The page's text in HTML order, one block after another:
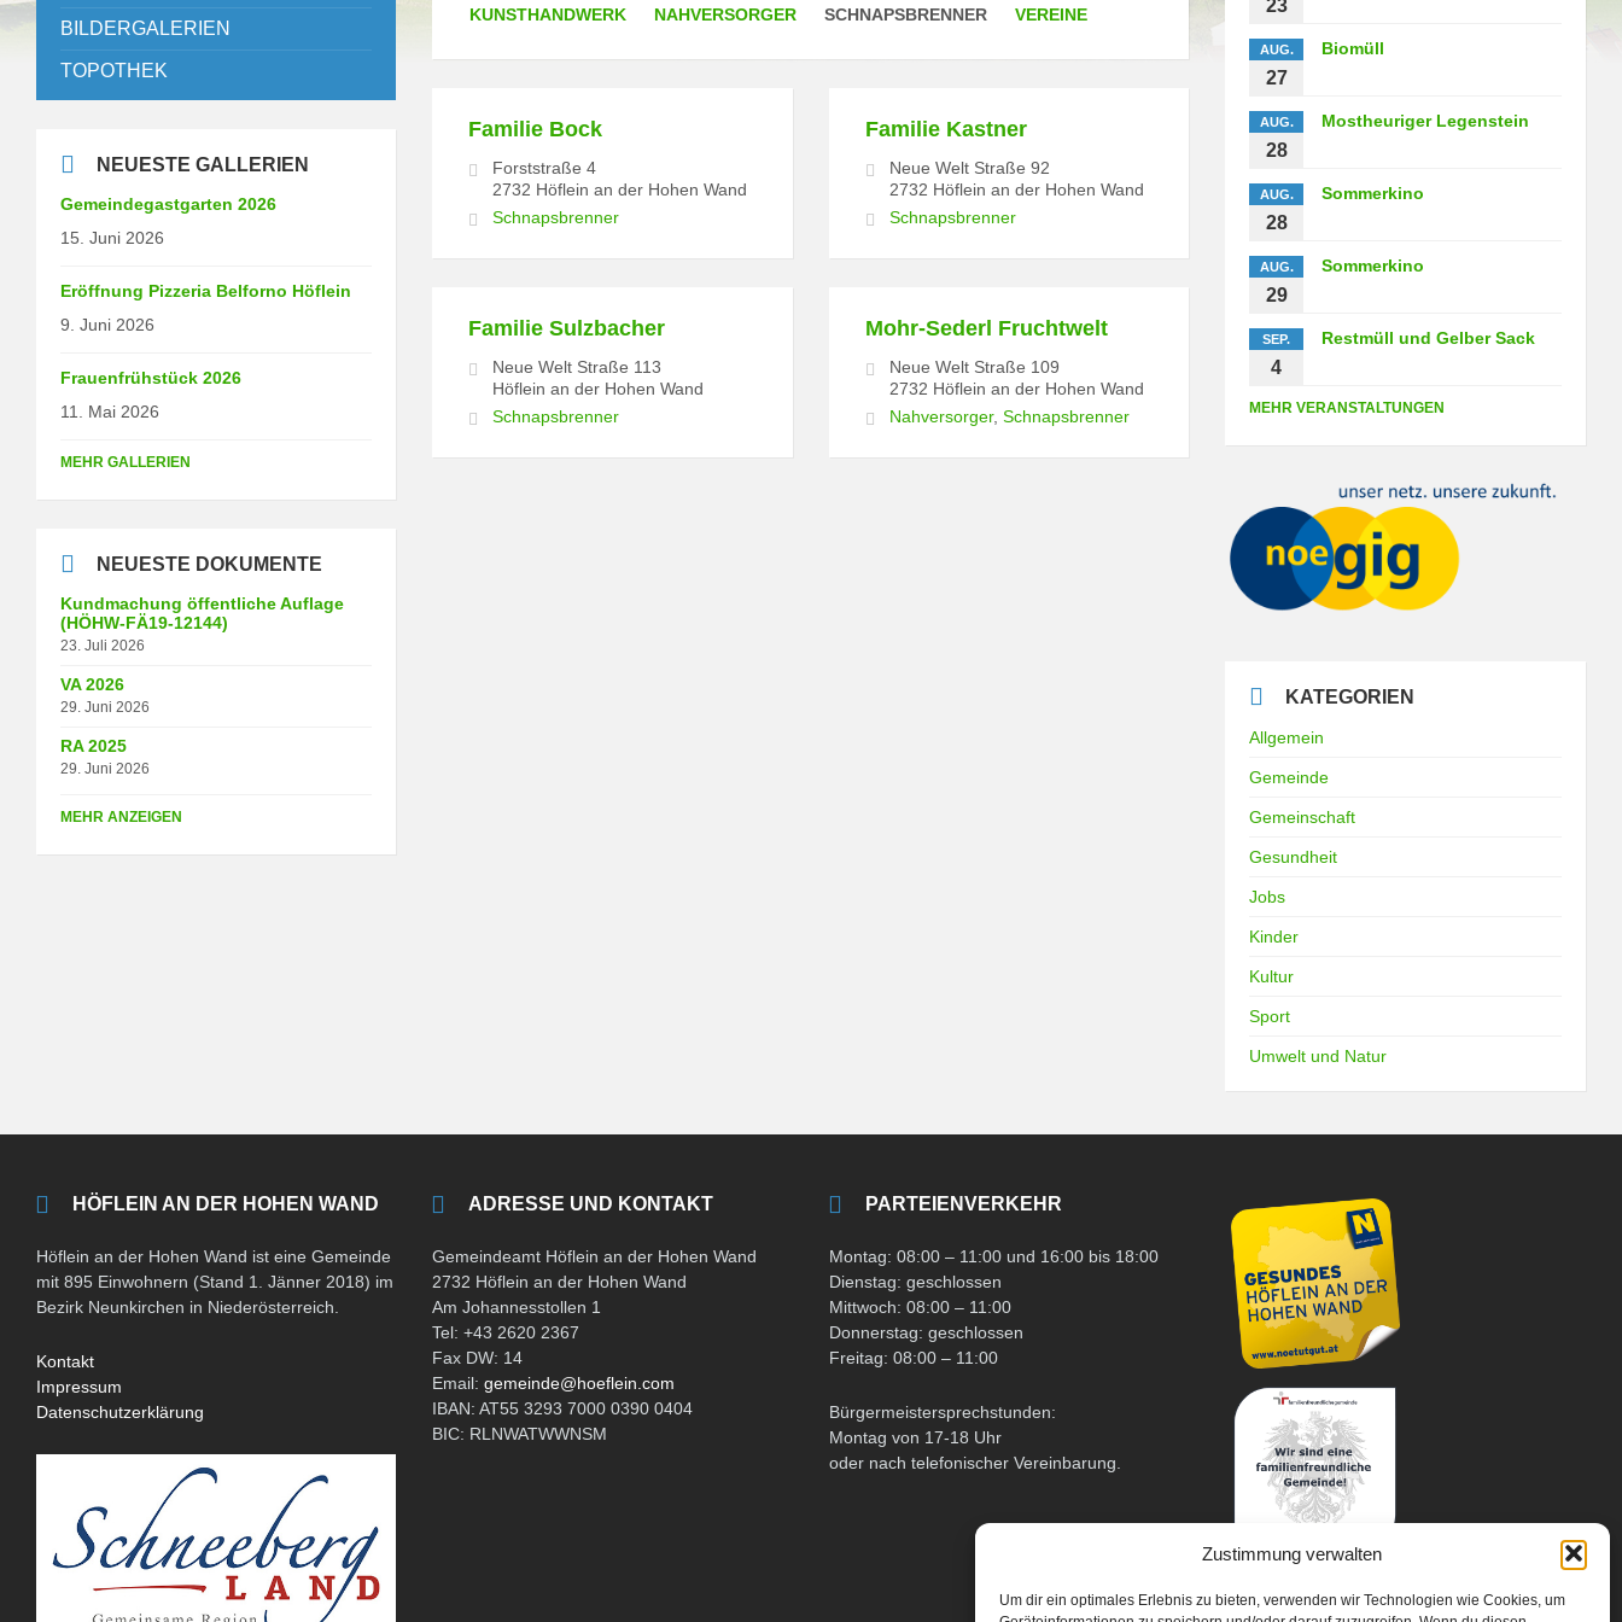
Zustimmung verwalten
Um dir ein optimales Erlebnis zu bieten, verwenden wir Technologien wie Cookies, um
KUNSTHANDWERK NAHVERSORGER SCHNAPSBRENNER VEREINE
Familie Bock
Forststraße 4
2732 Höflein an der Hohen Wand
Schnapsbrenner
Familie Kastner
Neue Welt Straße 92
2732 Höflein an der Hohen Wand
Schnapsbrenner
Familie Sulzbacher
Neue Welt Straße 113
Höflein an der Hohen Wand
Schnapsbrenner
Mohr-Sederl Fruchtwelt
Neue Welt Straße 109
2732 Höflein an der Hohen Wand
Nahversorger, Schnapsbrenner
BILDERGALERIEN
TOPOTHEK
NEUESTE GALLERIEN
Gemeindegastgarten 2026
15. Juni 2026
Eröffnung Pizzeria Belforno Höflein
9. Juni 2026
Frauenfrühstück 2026
11. Mai 2026
MEHR GALLERIEN
NEUESTE DOKUMENTE
Kundmachung öffentliche Auflage
(HÖHW-FÄ19-12144)
23. Juli 2026
VA 2026
29. Juni 2026
RA 2025
29. Juni 2026
MEHR ANZEIGEN
23
AUG.
27
Biomüll
AUG.
28
Mostheuriger Legenstein
AUG.
28
Sommerkino
AUG.
29
Sommerkino
SEP.
4
Restmüll und Gelber Sack
MEHR VERANSTALTUNGEN
KATEGORIEN
Allgemein
Gemeinde
Gemeinschaft
Gesundheit
Jobs
Kinder
Kultur
Sport
Umwelt und Natur
HÖFLEIN AN DER HOHEN WAND
Höflein an der Hohen Wand ist eine Gemeinde
mit 895 Einwohnern (Stand 1. Jänner 2018) im
Bezirk Neunkirchen in Niederösterreich.
Kontakt
Impressum
Datenschutzerklärung
ADRESSE UND KONTAKT
Gemeindeamt Höflein an der Hohen Wand
2732 Höflein an der Hohen Wand
Am Johannesstollen 1
Tel: +43 2620 2367
Fax DW: 14
Email:gemeinde@hoeflein.com
IBAN: AT55 3293 7000 0390 0404
BIC: RLNWATWWNSM
PARTEIENVERKEHR
Montag: 08:00 – 11:00 und 16:00 bis 18:00
Dienstag: geschlossen
Mittwoch: 08:00 – 11:00
Donnerstag: geschlossen
Freitag: 08:00 – 11:00
Bürgermeistersprechstunden:
Montag von 17-18 Uhr
oder nach telefonischer Vereinbarung.